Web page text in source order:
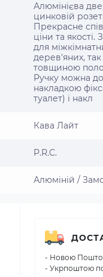
Алюмінієва
цинковій
Прекрасне
ціни та якості.
для
дерев'яних,
товщиною
Ручку можна
накладкою
туалет) і накл
Кава Лайт
P.R.C.
Алюміній /
- Новою
- Укрпоштою по